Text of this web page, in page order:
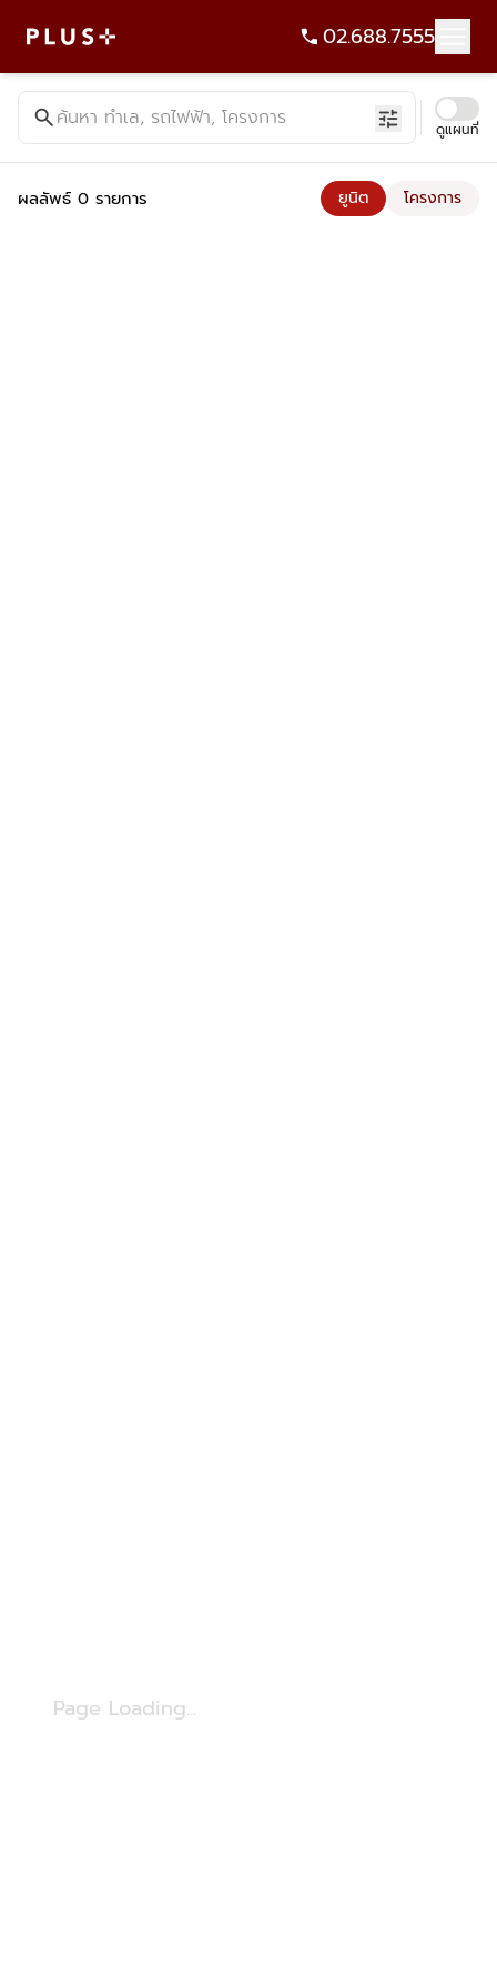
02.688.7555
ค้นหาคอนโด บ้าน ที่ดิน อาคารสำนักงาน ทั้งขายและเช่า - Plus
searchค้นหา ทำเล, รถไฟฟ้า, โครงการ tune ดูแผนที่
ผลลัพธ์ 0 รายการ ยูนิต โครงการ
Page Loading...